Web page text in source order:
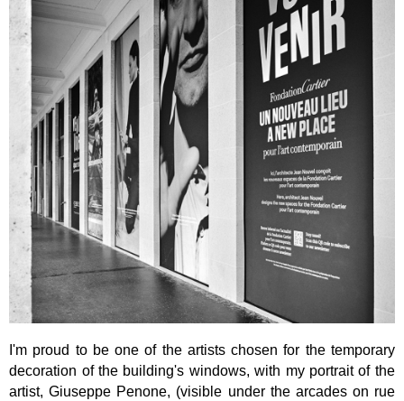
I'm proud to be one of the artists chosen for the temporary
decoration of the building's windows, with my portrait of the
artist, Giuseppe Penone, (visible under the arcades on rue